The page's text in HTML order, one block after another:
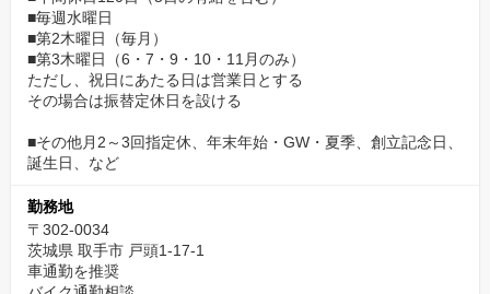
■毎週水曜日
■第2木曜日（毎月）
■第3木曜日（6・7・9・10・11月のみ）
ただし、祝日にあたる日は営業日とする
その場合は振替定休日を設ける
■その他月2～3回指定休、年末年始・GW・夏季、創立記念日、
誕生日、など
勤務地
〒302-0034
茨城県 取手市 戸頭1-17-1
車通勤を推奨